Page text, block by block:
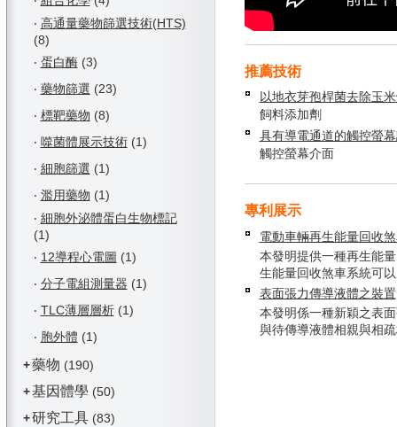
‧ 高通量藥物篩選技術(HTS)
(8)
‧ 蛋白酶(3)
‧ 藥物篩選 (23)
‧ 標靶藥物 (8)
‧ 噬菌體展示技術(1)
‧ 細胞篩選 (1)
‧ 濫用藥物 (1)
‧ 細胞外泌體蛋白生物標記
(1)
‧ 12導程心電圖 (1)
‧ 分子電組測量器 (1)
‧ TLC薄層層析(1)
‧ 胞外體 (1)
+藥物 (190)
+基因體學 (50)
+研究工具(83)
推薦技術
以地衣芽孢桿菌去除玉
飼料添加劑
具有導電通道的觸控螢
觸控螢幕介面
專利展示
電動車輛再生能量回收
本發明提供一種再生能
生能量回收煞車系統可
表面張力傳導液體之裝置
本發明係一種新穎之表
與待傳導液體相親與相